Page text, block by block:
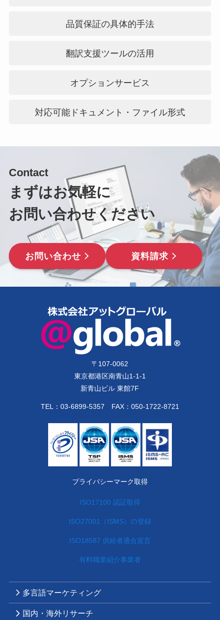
品質保証の具体的手法
翻訳支援ツールの活用
オプションサービス
対応可能ドキュメント・ファイル形式
Contact
まずはお気軽に
お問い合わせください
お問い合わせ 資料請求
〒 107-0062
東京都港区南青山1-1-1
新青山ビル 東館7F
TEL： 03-6899-5357 FAX：050-1722-8721
プライバシーマーク取得
ISO17100 認証取得
ISO27001（ISMS）の登録
ISO18587 供給者適合宣言
有料職業紹介事業者
多言語マーケティング
国内・海外リサーチ